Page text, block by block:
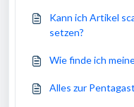
Kann ich Artikel
setzen?
Wie finde ich
Alles zur